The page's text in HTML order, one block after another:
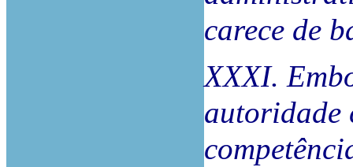
carece de
XXXI.
autoridade